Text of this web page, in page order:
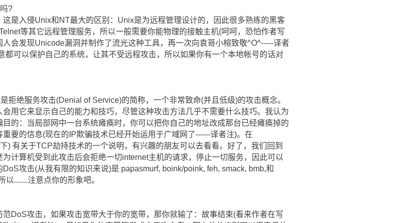
?
是入侵Unix和NT最大的区别：Unix是为远程管理设计的，因此很多熟练的黑客
等其它远程管理服务，所以一般需要你能物理的接触主机(呵呵，恐怕作者写
会发现Unicode漏洞并制作了流光这种工具，再一次向袁哥小榕致敬^O^-----译者
都可以保护自己的系统，让其不受远程攻击，所以如果你有一个本地帐号的话对
拒绝服务攻击(Denial of Service)的简称，一个非常致命(并且低级)的攻击概念。
用它来显示自己的能力和技巧，尽管这种攻击方法几乎不需要什么技巧。我认为
的：当局部网中一台系统瘫痪时，你可以把你自己的地址改成那台已经瘫痪掉的
要的信息(现在的IP欺骗技术已经开始运用于广域网了------译者注)。在
) 有关于TCP劫持技术的一个说明，有兴趣的朋友可以去看看。好了，我们回到
计算机受到此攻击后会拒绝一切internet主机的请求，停止一切服务，因此可以
攻击(从我有限的知识来说)是 papasmurf, boink/poink, feh, smack, bmb,和
.......注意点你的形象吧。
DoS攻击，如果攻击宽带大于你的宽带，那你就输了：故事结束(看来作者在写